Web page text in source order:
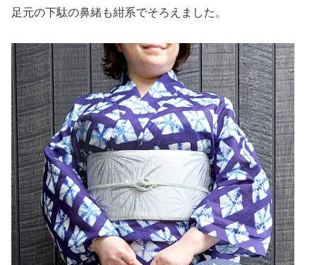
足元の下駄の鼻緒も紺系でそろえました。